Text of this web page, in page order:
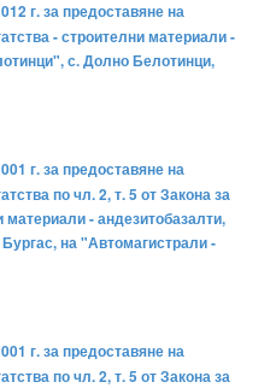
г. за предоставяне на
- строителни материали -
с. Долно Белотинци,
г. за предоставяне на
по чл. 2, т. 5 от Закона за
материали - андезитобазалти,
на "Автомагистрали -
г. за предоставяне на
по чл. 2, т. 5 от Закона за